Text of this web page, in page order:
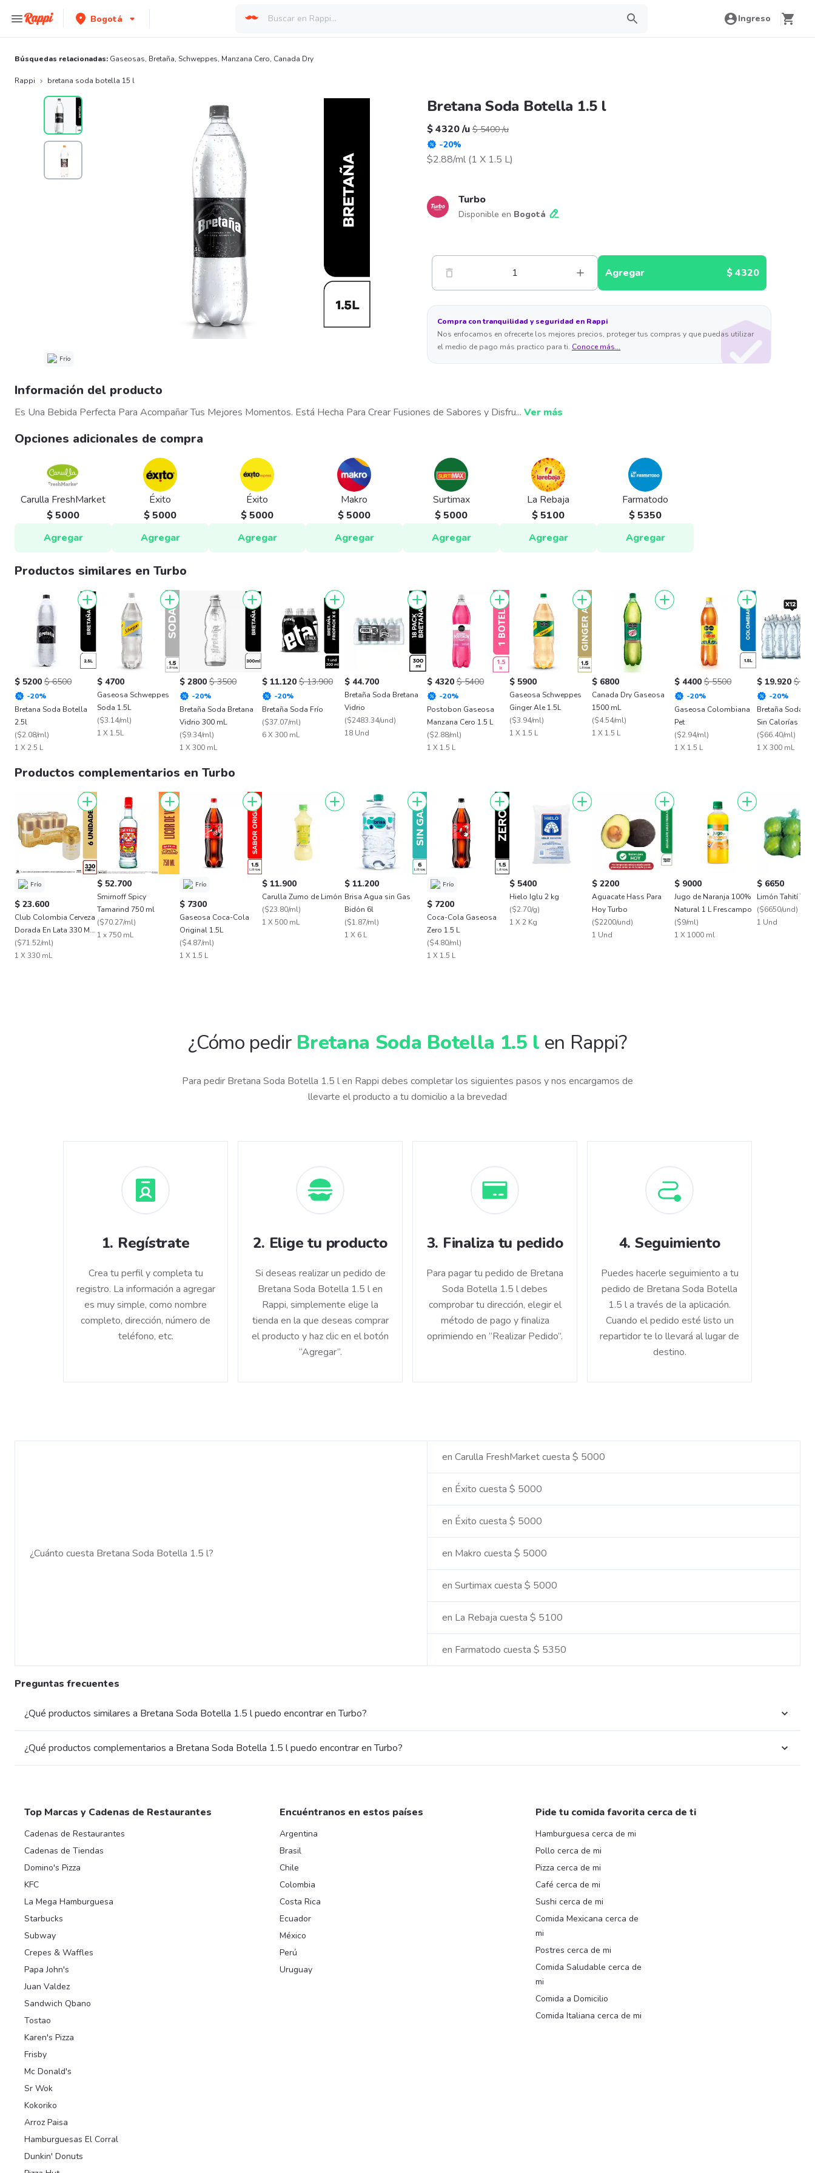
Bogotá Ingreso
Búsquedas relacionadas: Gaseosas, Bretaña, Schweppes, Manzana Cero, Canada Dry
Rappi bretana soda botella 15 l
Frío
Bretana Soda Botella 1.5 l
$ 4320/u $ 5400/u
-20%
$2.88/ml (1 X 1.5 L)
Turbo
Disponible en Bogotá
1 Agregar $ 4320
Compra con tranquilidad y seguridad en Rappi
Nos enfocamos en ofrecerte los mejores precios, proteger tus compras y que puedas utilizar
el medio de pago más practico para ti. Conoce más...
Información del producto
Es Una Bebida Perfecta Para Acompañar Tus Mejores Momentos. Está Hecha Para Crear Fusiones de Sabores y Disfru... Ver más
Opciones adicionales de compra
Carulla FreshMarket
$ 5000
Agregar
Éxito
$ 5000
Agregar
Éxito
$ 5000
Agregar
Makro
$ 5000
Agregar
Surtimax
$ 5000
Agregar
La Rebaja
$ 5100
Agregar
Farmatodo
$ 5350
Agregar
Productos similares en Turbo
$ 5200 $ 6500
-20%
Bretana Soda Botella
2.5l
($2.08/ml)
1 X 2.5 L
$ 4700
Gaseosa Schweppes
Soda 1.5L
($3.14/ml)
1 X 1.5L
$ 2800 $ 3500
-20%
Bretaña Soda Bretana
Vidrio 300 mL
($9.34/ml)
1 X 300 mL
$ 11.120 $ 13.900
-20%
Bretaña Soda Frío
($37.07/ml)
6 X 300 mL
$ 44.700
Bretaña Soda Bretana
Vidrio
($2483.34/und)
18 Und
$ 4320 $ 5400
-20%
Postobon Gaseosa
Manzana Cero 1.5 L
($2.88/ml)
1 X 1.5 L
$ 5900
Gaseosa Schweppes
Ginger Ale 1.5L
($3.94/ml)
1 X 1.5 L
$ 6800
Canada Dry Gaseosa
1500 mL
($4.54/ml)
1 X 1.5 L
$ 4400 $ 5500
-20%
Gaseosa Colombiana
Pet
($2.94/ml)
1 X 1.5 L
$ 19.920 $
-20%
Bretaña Soda
Sin Calorías
($66.40/ml)
1 X 300 mL
Productos complementarios en Turbo
Frío
$ 23.600
Club Colombia Cerveza
Dorada En Lata 330 ML
X6 Unds
($71.52/ml)
1 X 330 mL
$ 52.700
Smirnoff Spicy
Tamarind 750 ml
($70.27/ml)
1 x 750 mL
Frío
$ 7300
Gaseosa Coca-Cola
Original 1.5L
($4.87/ml)
1 X 1.5 L
$ 11.900
Carulla Zumo de Limón
($23.80/ml)
1 X 500 mL
$ 11.200
Brisa Agua sin Gas
Bidón 6l
($1.87/ml)
1 X 6 L
Frío
$ 7200
Coca-Cola Gaseosa
Zero 1.5 L
($4.80/ml)
1 X 1.5 L
$ 5400
Hielo Iglu 2 kg
($2.70/g)
1 X 2 Kg
$ 2200
Aguacate Hass Para
Hoy Turbo
($2200/und)
1 Und
$ 9000
Jugo de Naranja 100%
Natural 1 L Frescampo
($9/ml)
1 X 1000 ml
$ 6650
Limón Tahití
($6650/und)
1 Und
¿Cómo pedir Bretana Soda Botella 1.5 l en Rappi?
Para pedir Bretana Soda Botella 1.5 l en Rappi debes completar los siguientes pasos y nos encargamos de
llevarte el producto a tu domicilio a la brevedad
1. Regístrate
Crea tu perfil y completa tu
registro. La información a agregar
es muy simple, como nombre
completo, dirección, número de
teléfono, etc.
2. Elige tu producto
Si deseas realizar un pedido de
Bretana Soda Botella 1.5 l en
Rappi, simplemente elige la
tienda en la que deseas comprar
el producto y haz clic en el botón
“Agregar”.
3. Finaliza tu pedido
Para pagar tu pedido de Bretana
Soda Botella 1.5 l debes
comprobar tu dirección, elegir el
método de pago y finaliza
oprimiendo en “Realizar Pedido”.
4. Seguimiento
Puedes hacerle seguimiento a tu
pedido de Bretana Soda Botella
1.5 l a través de la aplicación.
Cuando el pedido esté listo un
repartidor te lo llevará al lugar de
destino.
¿Cuánto cuesta Bretana Soda Botella 1.5 l?
en Carulla FreshMarket cuesta $ 5000
en Éxito cuesta $ 5000
en Éxito cuesta $ 5000
en Makro cuesta $ 5000
en Surtimax cuesta $ 5000
en La Rebaja cuesta $ 5100
en Farmatodo cuesta $ 5350
Preguntas frecuentes
¿Qué productos similares a Bretana Soda Botella 1.5 l puedo encontrar en Turbo?
¿Qué productos complementarios a Bretana Soda Botella 1.5 l puedo encontrar en Turbo?
Top Marcas y Cadenas de Restaurantes
Cadenas de Restaurantes
Cadenas de Tiendas
Domino's Pizza
KFC
La Mega Hamburguesa
Starbucks
Subway
Crepes & Waffles
Papa John's
Juan Valdez
Sandwich Qbano
Tostao
Karen's Pizza
Frisby
Mc Donald's
Sr Wok
Kokoriko
Arroz Paisa
Hamburguesas El Corral
Dunkin' Donuts
Encuéntranos en estos países
Argentina
Brasil
Chile
Colombia
Costa Rica
Ecuador
México
Perú
Uruguay
Pide tu comida favorita cerca de ti
Hamburguesa cerca de mi
Pollo cerca de mi
Pizza cerca de mi
Café cerca de mi
Sushi cerca de mi
Comida Mexicana cerca de
mi
Postres cerca de mi
Comida Saludable cerca de
mi
Comida a Domicilio
Comida Italiana cerca de mi